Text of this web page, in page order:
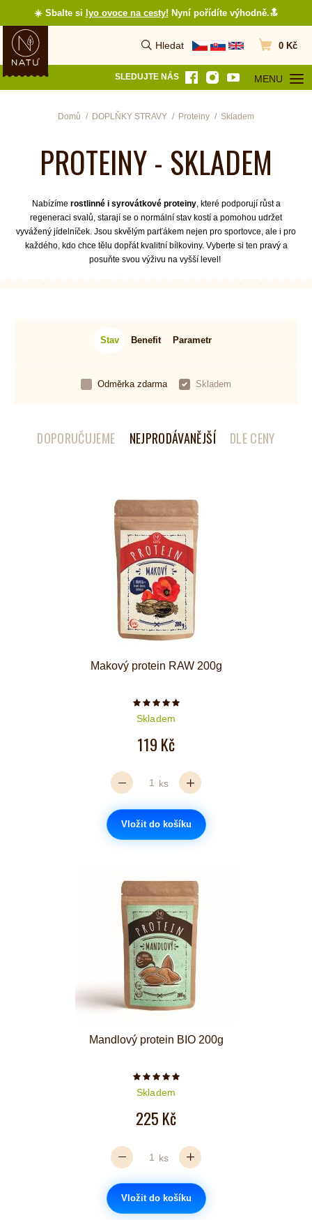
☀️ Sbalte si lyo ovoce na cesty! Nyní pořídíte výhodně.🔝
Hledat
Vyhledat Přejít do
0 Kč
SLEDUJTE NÁS MENU
OTEVŘÍT
Domů DOPLŇKY STRAVY Proteiny Skladem
PROTEINY - SKLADEM
Nabízíme rostlinné i syrovátkové proteiny, které podporují růst a
regeneraci svalů, starají se o normální stav kostí a pomohou udržet
vyvážený jídelníček. Jsou skvělým parťákem nejen pro sportovce, ale i pro
každého, kdo chce tělu dopřát kvalitní bílkoviny. Vyberte si ten pravý a
posuňte svou výživu na vyšší level!
Stav Benefit Parametr
Odměrka zdarma Skladem
DOPORUČUJEME NEJPRODÁVANĚJŠÍ DLE CENY
Makový protein RAW 200g
Počet hvězdiček je 5 z 5
Skladem
119 Kč
ks
Vložit do košíku
Mandlový protein BIO 200g
Počet hvězdiček je 5 z 5
Skladem
225 Kč
ks
Vložit do košíku